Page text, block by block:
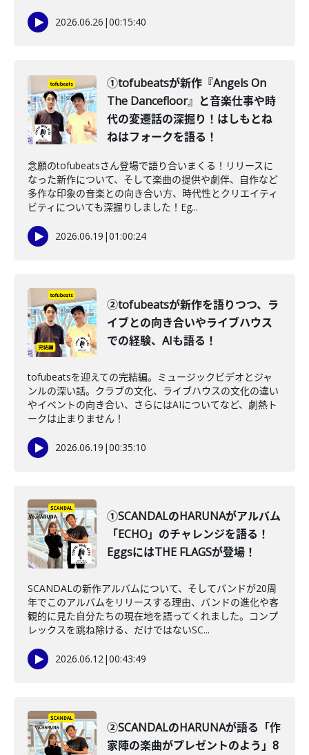
2026.06.26 |00:15:40
①tofubeatsが新作『Angels On
The Dancefloor』と音楽仕事や時
代の変遷話の深掘り！はしもとね
ねはフォークを語る！
念願のtofubeatsさん登場で語り合いまくる！リリースに
なった新作について、そして楽曲の提供や劇伴、自作など
多作な印象の音楽との向き合い方、時代性とクリエイティ
ビティについても深掘りしました！Eg...
2026.06.19 |01:00:24
②tofubeatsが新作を語りつつ、ラ
イブとの向き合いやライブハウス
での経験、AIも語る！
tofubeatsを迎えての完結編。ミュージックビデオとジャ
ンルの深い話。クラブの文化、ライブハウスの文化の違い
やイベントの向き合い、さらにはAIについてなど、劇熱ト
ークは止まりません！
2026.06.19 |00:35:10
①SCANDALのHARUNAがアルバム
「ECHO」のチャレンジを語る！
EggsにはTHE FLAGSが登場！
SCANDALの新作アルバムについて、そしてバンドが20周
年でこのアルバムをリリースする理由、バンドの進化や客
観的に見た自分たちの現在地を語ってくれました。コンプ
レックスを跳ね除ける、だけではないSC...
2026.06.12|00:43:49
②SCANDALのHARUNAが語る「作
家陣の楽曲がプレゼントのよう」8